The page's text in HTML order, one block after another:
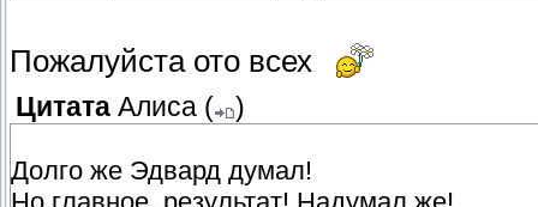
Пожалуйста ото всех
Цитата Алиса ( )
Долго же Эдвард думал!